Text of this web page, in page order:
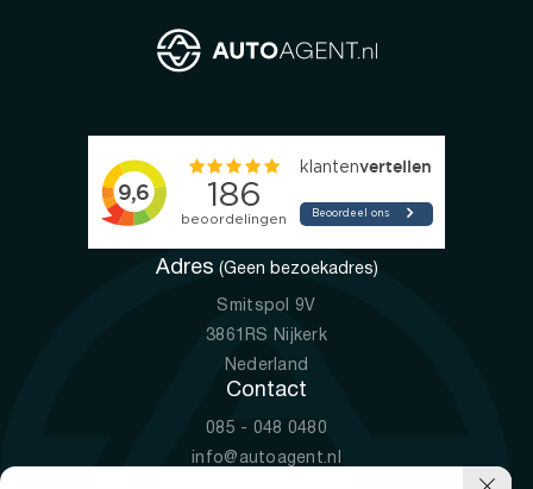
Adres (Geen bezoekadres)
Smitspol 9V
3861RS Nijkerk
Nederland
Contact
085 - 048 0480
info@autoagent.nl